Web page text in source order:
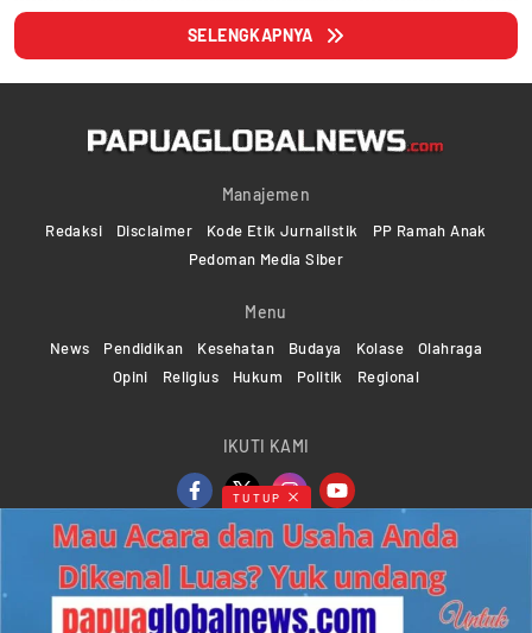
SELENGKAPNYA
Manajemen
Redaksi Disclaimer Kode Etik Jurnalistik
PP Ramah Anak
Pedoman Media Siber
Menu
News Pendidikan Kesehatan Budaya Kolase
Olahraga
Opini
Religius Hukum Politik Regional
IKUTI KAMI
Copyright ©2024-2026 Papuaglobalnews.com | All rights
reserved
TUTUP